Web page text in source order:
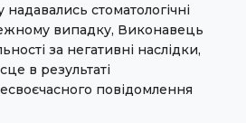
надавались стоматологічні
випадку, Виконавець
за негативні наслідки,
в результаті
повідомлення